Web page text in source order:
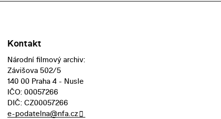
Kontakt
Národní filmový archiv:
Závišova 502/5
140 00 Praha 4 - Nusle
IČO: 00057266
DIČ: CZ00057266
e-podatelna@nfa.cz